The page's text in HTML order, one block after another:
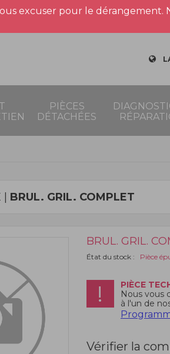
excuser pour le
PIÈCES
DÉTACHÉES
BRUL. GRIL. COMPLET
BRUL. GRIL.
État du stock : Pièce
PIÈCE
Nous vous
à l'un de
Vérifier la